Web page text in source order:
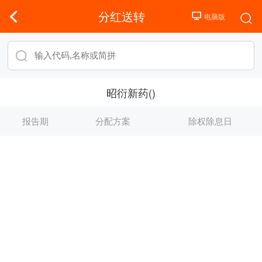
分红送转
昭衍新药()
报告期 分配方案 除权除息日